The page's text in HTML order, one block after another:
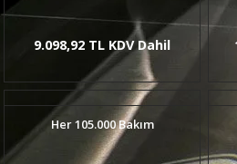
9.098,92 TL KDV Dahil
Her 105.000 Bakım